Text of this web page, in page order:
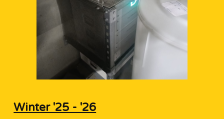
Winter '25 - '26